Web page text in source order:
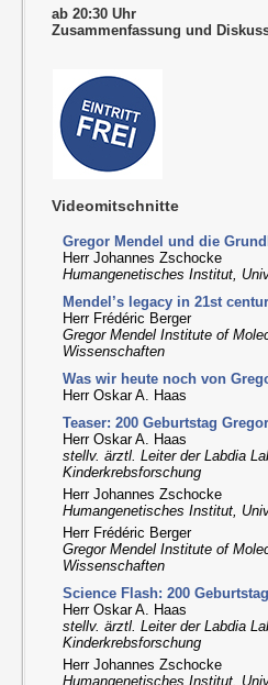
ab 20:30 Uhr
Zusammenfassung und
Videomitschnitte
Gregor Mendel und die
Herr Johannes Zschocke
Humangenetisches Institut,
Mendel’s legacy in 21st
Herr Frédéric Berger
Gregor Mendel Institute of
Wissenschaften
Was wir heute noch von
Herr Oskar A. Haas
Teaser: 200 Geburtstag
Herr Oskar A. Haas
stellv. ärztl. Leiter der Labdia
Kinderkrebsforschung
Herr Johannes Zschocke
Humangenetisches Institut,
Herr Frédéric Berger
Gregor Mendel Institute of
Wissenschaften
Science Flash: 200
Herr Oskar A. Haas
stellv. ärztl. Leiter der Labdia
Kinderkrebsforschung
Herr Johannes Zschocke
Humangenetisches Institut,